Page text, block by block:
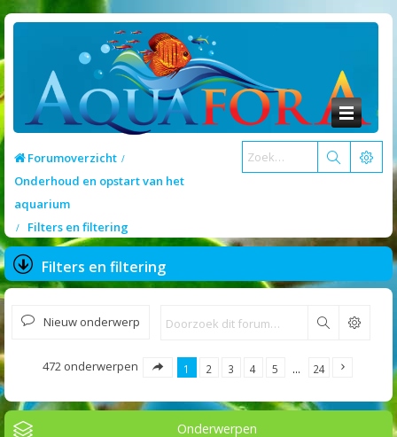
Forumoverzicht
Onderhoud en opstart van het
aquarium
Filters en filtering
Filters en filtering
Nieuw onderwerp Zoek
472 onderwerpen 1 2 3 4 5 … 24
Onderwerpen